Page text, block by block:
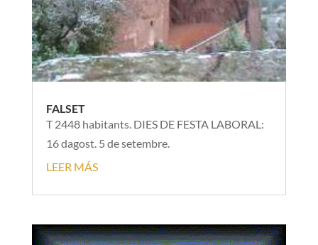
FALSET
T 2448 habitants. DIES DE FESTA LABORAL:
16 dagost. 5 de setembre.
LEER MÁS